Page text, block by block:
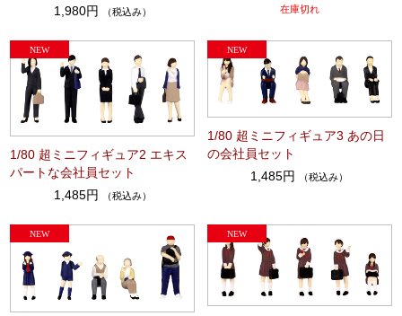
1,980円 （税込み） 在庫切れ
1/80 超ミニフィギュア2 エキス
パートな会社員セット
1,485円
（税込み）
1/80 超ミニフィギュア3 あの日
の会社員セット
1,485円
（税込み）